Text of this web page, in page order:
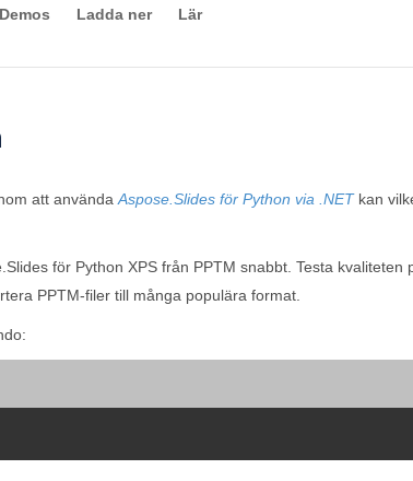
Ladda ner Lär
att använda Aspose.Slides för Python via .NETkan
för Python XPS från PPTM snabbt. Testa
PPTM-filer till många populära format.